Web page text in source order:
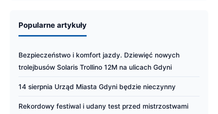
Popularne artykuły
Bezpieczeństwo i komfort jazdy. Dziewięć nowych
trolejbusów Solaris Trollino 12M na ulicach Gdyni
14 sierpnia Urząd Miasta Gdyni będzie nieczynny
Rekordowy festiwal i udany test przed mistrzostwami